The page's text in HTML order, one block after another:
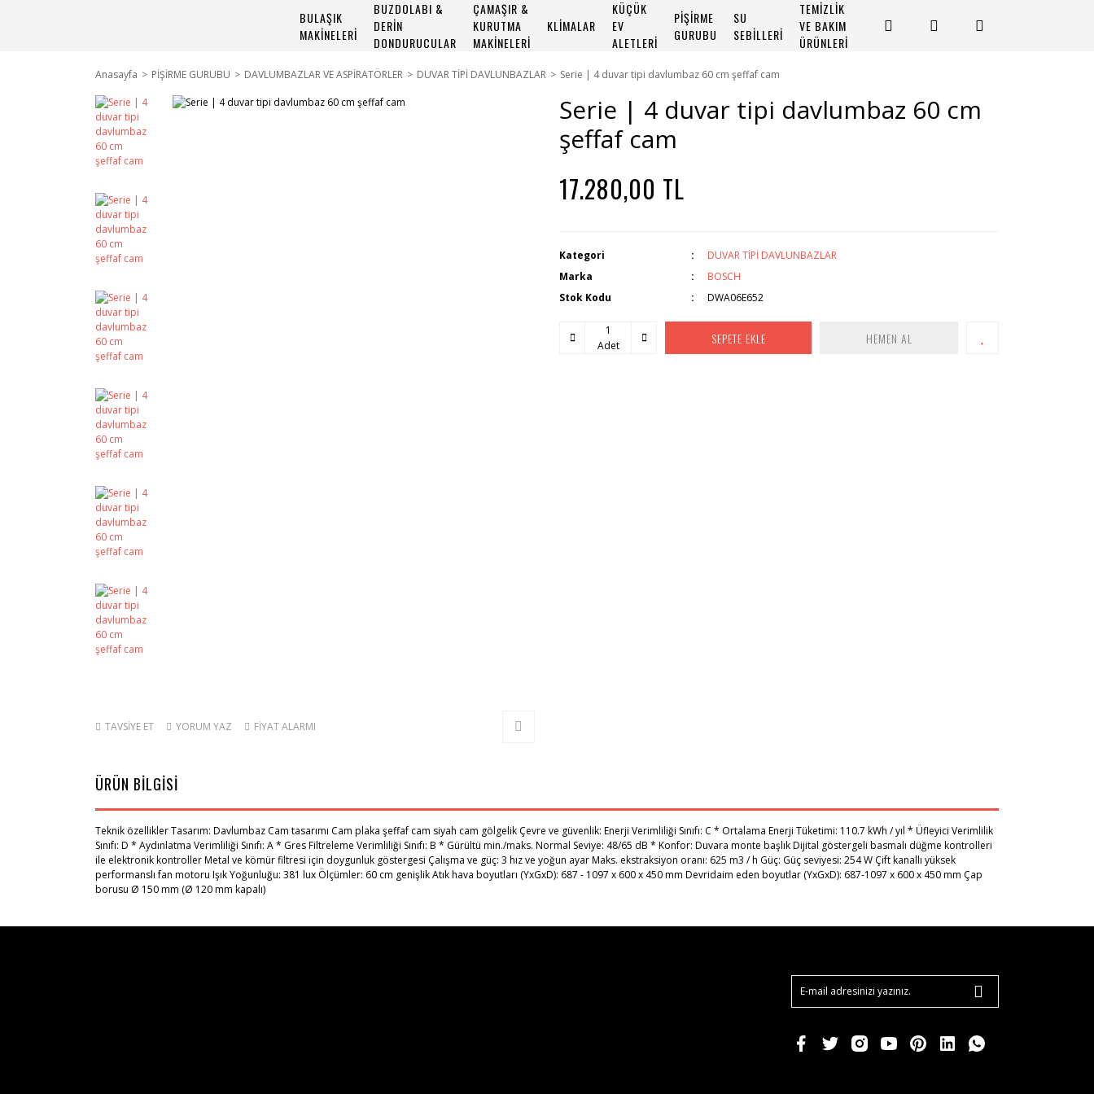
BULAŞIK
MAKİNELERİ
BUZDOLABI &
DERİN
DONDURUCULAR
ÇAMAŞIR &
KURUTMA
MAKİNELERİ
KLİMALAR
KÜÇÜK
EV
ALETLERİ
PİŞİRME
GURUBU
SU
SEBİLLERİ
TEMİZLİK
VE BAKIM
ÜRÜNLERİ
Anasayfa PİŞİRME GURUBU DAVLUMBAZLAR VE ASPİRATÖRLER DUVAR TİPİ DAVLUNBAZLAR Serie | 4 duvar tipi davlumbaz 60 cm şeffaf cam
TAVSİYE ET YORUM YAZ FİYAT ALARMI
Serie | 4 duvar tipi davlumbaz 60 cm
şeffaf cam
17.280,00 TL
Kategori
DUVAR TİPİ DAVLUNBAZLAR
Marka
BOSCH
Stok Kodu
DWA06E652
Adet SEPETE EKLE HEMEN AL
ÜRÜN BİLGİSİ
Teknik özellikler Tasarım: Davlumbaz Cam tasarımı Cam plaka şeffaf cam siyah cam gölgelik Çevre ve güvenlik: Enerji Verimliliği Sınıfı: C * Ortalama Enerji Tüketimi: 110.7 kWh / yıl * Üfleyici Verimlilik
Sınıfı: D * Aydınlatma Verimliliği Sınıfı: A * Gres Filtreleme Verimliliği Sınıfı: B * Gürültü min./maks. Normal Seviye: 48/65 dB * Konfor: Duvara monte başlık Dijital göstergeli basmalı düğme kontrolleri
ile elektronik kontroller Metal ve kömür filtresi için doygunluk göstergesi Çalışma ve güç: 3 hız ve yoğun ayar Maks. ekstraksiyon oranı: 625 m3 / h Güç: Güç seviyesi: 254 W Çift kanallı yüksek
performanslı fan motoru Işık Yoğunluğu: 381 lux Ölçümler: 60 cm genişlik Atık hava boyutları (YxGxD): 687 - 1097 x 600 x 450 mm Devridaim eden boyutlar (YxGxD): 687-1097 x 600 x 450 mm Çap
borusu Ø 150 mm (Ø 120 mm kapalı)